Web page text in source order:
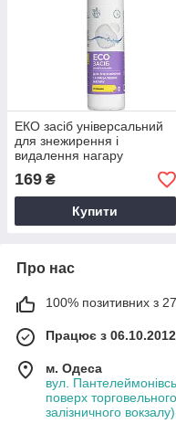
ЕКО засіб універсальний
для знежирення і
видалення нагару
(Антижир), GREEN MAX,
250 мл
169 ₴
Купити
Про нас
100% позитивних з
Працює з 06.10.2012
м. Одеса
вул.
поверх
залізничного